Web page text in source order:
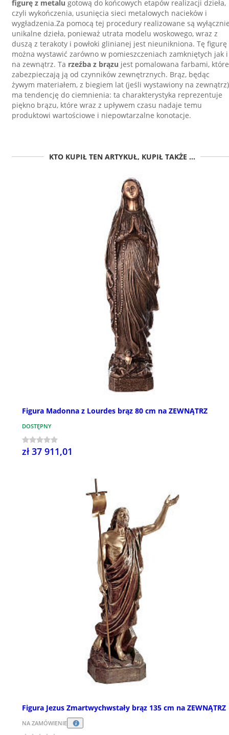
figurę z metalu gotową do końcowych etapów realizacji dzieła,
czyli wykończenia, usunięcia sieci metalowych nacieków i
wygładzenia.Za pomocą tej procedury realizowane są
unikalne dzieła, ponieważ utrata modelu woskowego, wraz z
duszą z terakoty i powłoki glinianej jest nieunikniona. Tę figurę
można wystawić zarówno w pomieszczeniach zamkniętych jak i
na zewnątrz. Ta rzeźba z brązu jest pomalowana farbami, które
zabezpieczają ją od czynników zewnętrznych. Brąz, będąc
żywym materiałem, z biegiem lat (jeśli wystawiony na zewnątrz)
ma tendencję do ciemnienia: ta charakterystyka reprezentuje
piękno brązu, które wraz z upływem czasu nadaje temu
produktowi wartościowe i niepowtarzalne konotacje.
KTO KUPIŁ TEN ARTYKUŁ, KUPIŁ TAKŻE ...
Figura Madonna z Lourdes brąz 80 cm na ZEWNĄTRZ
DOSTĘPNY
zł 37 911,01
Figura Jezus Zmartwychwstały brąz 135 cm na ZEWNĄTRZ
NA ZAMÓWIENIE